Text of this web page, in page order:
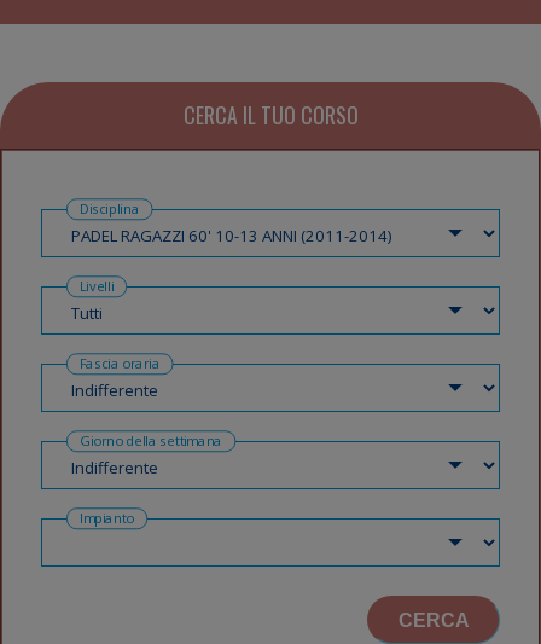
CERCA IL TUO CORSO
Disciplina
Livelli
Fascia oraria
Giorno della settimana
Impianto
CERCA